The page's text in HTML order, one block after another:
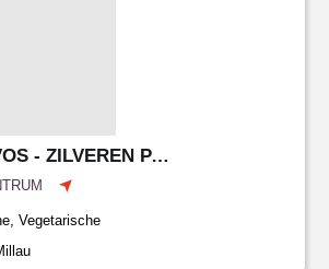
PATRICK DEVOS - ZILVEREN PAUW
Vegetarische